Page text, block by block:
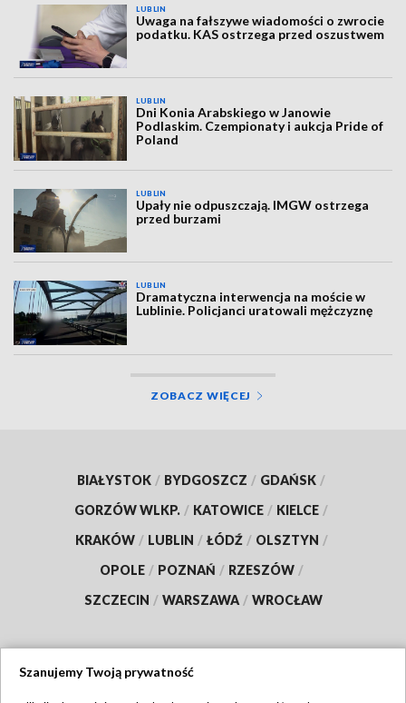
LUBLIN
Uwaga na fałszywe wiadomości o zwrocie
podatku. KAS ostrzega przed oszustwem
LUBLIN
Dni Konia Arabskiego w Janowie
Podlaskim. Czempionaty i aukcja Pride of
Poland
LUBLIN
Upały nie odpuszczają. IMGW ostrzega
przed burzami
LUBLIN
Dramatyczna interwencja na moście w
Lublinie. Policjanci uratowali mężczyznę
ZOBACZ WIĘCEJ
BIAŁYSTOK / BYDGOSZCZ / GDAŃSK /
GORZÓW WLKP. / KATOWICE / KIELCE /
KRAKÓW / LUBLIN / ŁÓDŹ / OLSZTYN /
OPOLE / POZNAŃ / RZESZÓW /
SZCZECIN / WARSZAWA / WROCŁAW
Szanujemy Twoją prywatność